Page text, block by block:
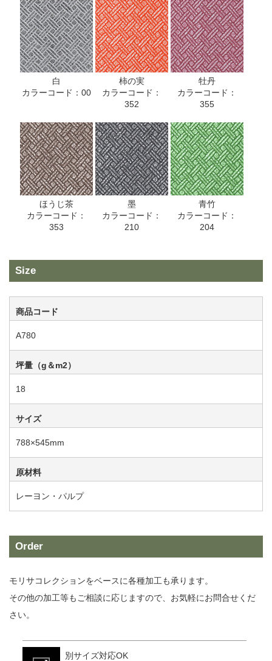
白
カラーコード：00
柿の実
カラーコード：
352
牡丹
カラーコード：
355
ほうじ茶
カラーコード：
353
墨
カラーコード：
210
青竹
カラーコード：
204
Size
商品コード
A780
坪量（g＆m2）
18
サイズ
788×545mm
原材料
レーヨン・パルプ
Order
モリサコレクションをベースに各種加工も承ります。
その他の加工等もご相談に応じますので、お気軽にお問合せくだ
さい。
別サイズ対応OK